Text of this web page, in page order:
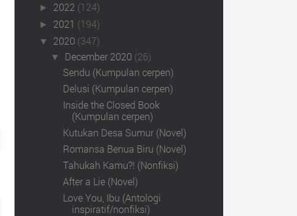
► 2022 (124)
► 2021 (194)
▼ 2020 (347)
▼ December 2020 (26)
Sendu (Kumpulan cerpen)
Delusi (Kumpulan cerpen)
Inside the Closed Book
(Kumpulan cerpen)
Kutukan Desa Sumur (Novel)
Romansa Benua Biru (Novel)
Tahukah Kamu?! (Nonfiksi)
After a Lie (Novel)
Love You, Ibu (Antologi
inspiratif/nonfiksi)